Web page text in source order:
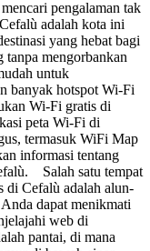
pengalaman tak
adalah kota ini
yang hebat bagi
tanpa mengorbankan
untuk
banyak hotspot Wi-Fi
Wi-Fi gratis di
peta Wi-Fi di
termasuk WiFi Map
informasi tentang
Salah satu tempat
di Cefalù adalah alun-
dapat menikmati
web di
pantai, di mana